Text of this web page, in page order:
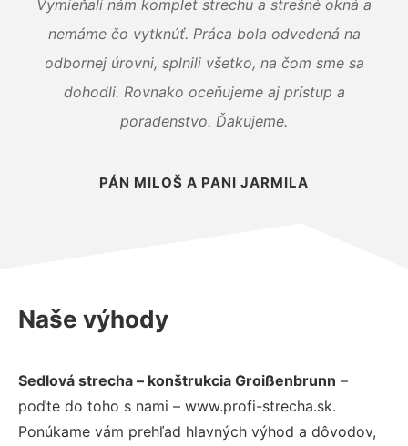
Vymieňali nám komplet strechu a strešné okná a
nemáme čo vytknúť. Práca bola odvedená na
odbornej úrovni, splnili všetko, na čom sme sa
dohodli. Rovnako oceňujeme aj prístup a
poradenstvo. Ďakujeme.
PÁN MILOŠ A PANI JARMILA
Naše výhody
Sedlová strecha – konštrukcia Groißenbrunn –
poďte do toho s nami – www.profi-strecha.sk.
Ponúkame vám prehľad hlavných výhod a dôvodov,